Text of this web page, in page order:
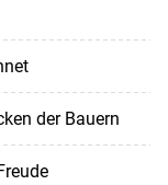
der Bauern